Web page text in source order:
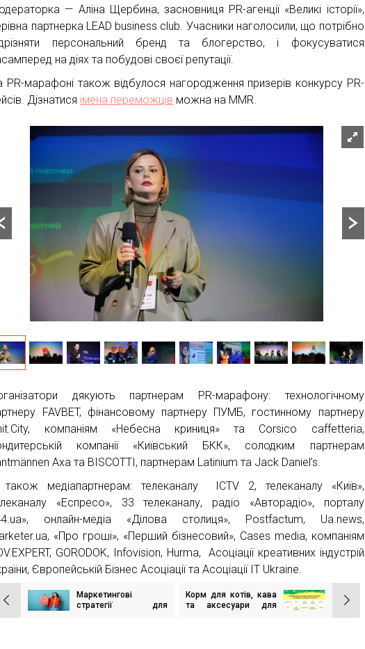
— Аліна Щербина, засновниця PR-агенції «Великі історії»,
партнерка LEAD business club. Учасники наголосили, що потрібно
персональний бренд та блогерство, і фокусуватися
на діях та побудові своєї репутації.
PR-марафоні також відбулося нагородження призерів конкурсу PR-
Дізнатися імена переможців можна на MMR.
дякують партнерам PR-марафону: технологічному
FAVBET, фінансовому партнеру ПУМБ, гостинному партнеру
компаніям «Небесна криниця» та Corsico caffetteria,
компанії «Київський БКК», солодким партнерам
Axa та BISCOTTI, партнерам Latinium та Jack Daniel’s.
медіапартнерам: телеканалу ICTV 2, телеканалу «Київ»,
«Еспресо», 33 телеканалу, радіо «Авторадіо», порталу
онлайн-медіа «Ділова столиця», Postfactum, Ua.news,
«Про гроші», «Перший бізнесовий», Cases media, компаніям
GORODOK, Infovision, Hurma, Асоціації креативних індустрій
Європейській Бізнес Асоціації та Асоціації IT Ukraine.
Навігація
Маркетингові
стратегії для
Корм для котів, кава
та аксесуари для